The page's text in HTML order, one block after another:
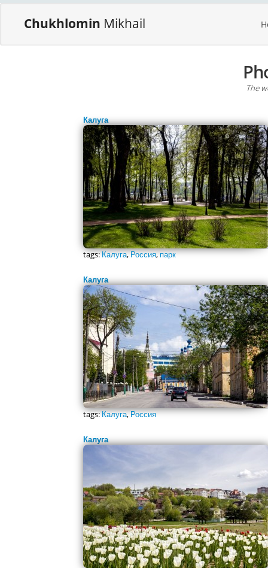
Chukhlomin Mikhail
The
Калуга
tags:Калуга,Россия,парк
Калуга
tags:Калуга,Россия
Калуга